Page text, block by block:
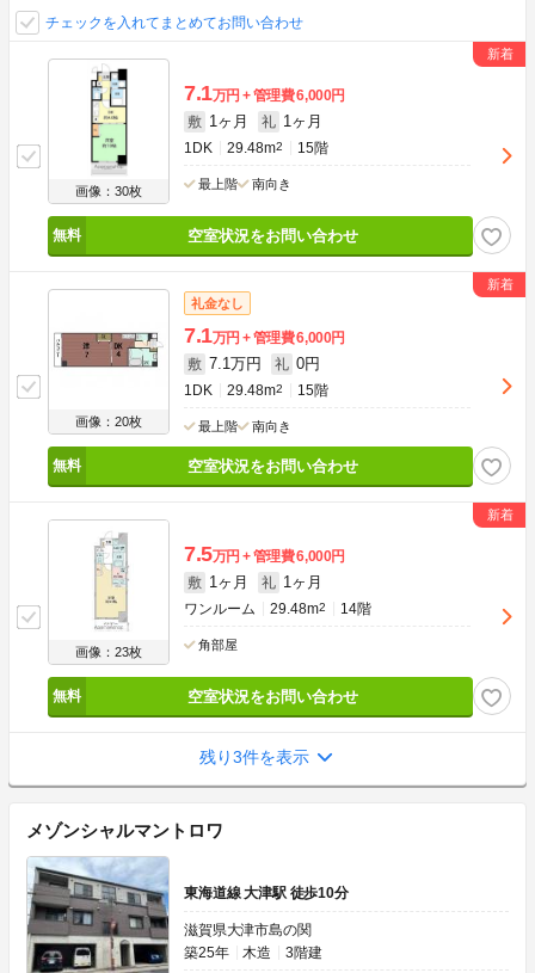
チェックを入れてまとめてお問い合わせ
画像：30枚
7.1万円 管理費6,000円
敷 1ヶ月 礼 1ヶ月
1DK 29.48m2 15階
最上階 南向き
空室状況をお問い合わせ
画像：20枚
礼金なし
7.1万円 管理費6,000円
敷 7.1万円 礼 0円
1DK 29.48m2 15階
最上階 南向き
空室状況をお問い合わせ
画像：23枚
7.5万円 管理費6,000円
敷 1ヶ月 礼 1ヶ月
ワンルーム 29.48m2 14階
角部屋
空室状況をお問い合わせ
残り3件を表示
メゾンシャルマントロワ
東海道線 大津駅 徒歩10分
滋賀県大津市島の関
築25年
木造 3階建